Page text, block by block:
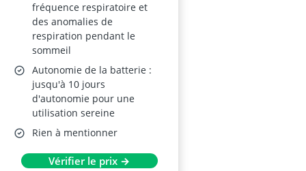
fréquence respiratoire et
des anomalies de
respiration pendant le
sommeil
Autonomie de la batterie :
jusqu'à 10 jours
d'autonomie pour une
utilisation sereine
Rien à mentionner
Vérifier le prix →